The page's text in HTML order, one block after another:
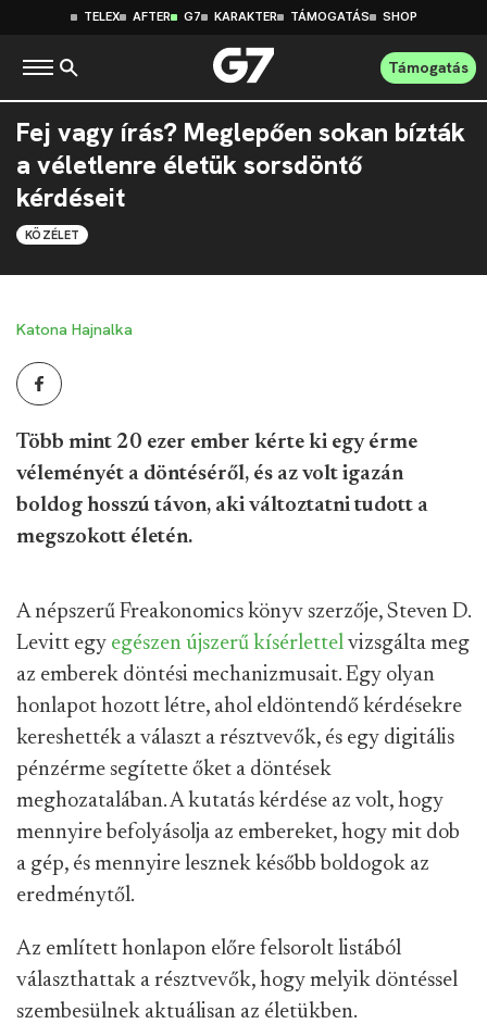
TELEX AFTER G7 KARAKTER TÁMOGATÁS SHOP
Támogatás
Fej vagy írás? Meglepően sokan bízták
a véletlenre életük sorsdöntő
kérdéseit
KÖZÉLET
Katona Hajnalka
Több mint 20 ezer ember kérte ki egy érme
véleményét a döntéséről, és az volt igazán
boldog hosszú távon, aki változtatni tudott a
megszokott életén.
A népszerű Freakonomics könyv szerzője, Steven D.
Levitt egy egészen újszerű kísérlettel vizsgálta meg
az emberek döntési mechanizmusait. Egy olyan
honlapot hozott létre, ahol eldöntendő kérdésekre
kereshették a választ a résztvevők, és egy digitális
pénzérme segítette őket a döntések
meghozatalában. A kutatás kérdése az volt, hogy
mennyire befolyásolja az embereket, hogy mit dob
a gép, és mennyire lesznek később boldogok az
eredménytől.
Az említett honlapon előre felsorolt listából
választhattak a résztvevők, hogy melyik döntéssel
szembesülnek aktuálisan az életükben.